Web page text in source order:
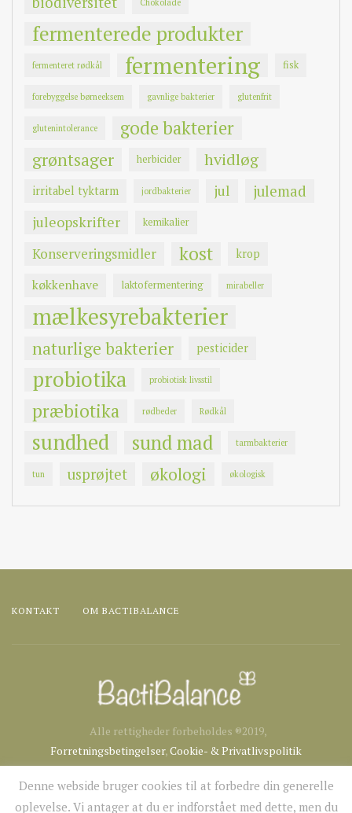
Chokolade
fermenterede produkter
fermenteret rødkål fermentering fisk
forebyggelse børneeksem gavnlige bakterier glutenfrit
glutenintolerance gode bakterier
grøntsager herbicider hvidløg
irritabel tyktarm jordbakterier jul julemad
juleopskrifter kemikalier
Konserveringsmidler kost krop
køkkenhave laktofermentering mirabeller
mælkesyrebakterier
naturlige bakterier pesticider
probiotika probiotisk livsstil
præbiotika rødbeder Rødkål
sundhed sund mad tarmbakterier
tun usprøjtet økologi økologisk
KONTAKT OM BACTIBALANCE
Alle rettigheder forbeholdes ®2019,
Forretningsbetingelser, Cookie- & Privatlivspolitik
Denne webside bruger cookies til at forbedre din generelle
oplevelse. Vi antager at du er indforstået med dette, men du